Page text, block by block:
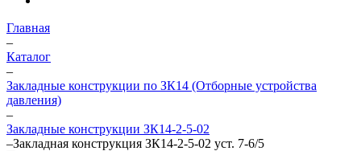
Главная
–
Каталог
–
Закладные конструкции по ЗК14 (Отборные устройства
давления)
–
Закладные конструкции ЗК14-2-5-02
–Закладная конструкция ЗК14-2-5-02 уст. 7-6/5